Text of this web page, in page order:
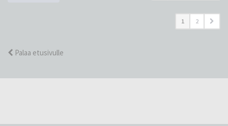
1 2
Palaa etusivulle